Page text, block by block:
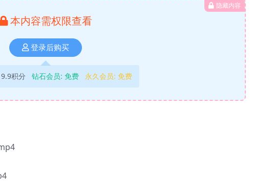
隐藏内容
本内容需权限查看
登录后购买
9.9积分 钻石会员: 免费 永久会员: 免费